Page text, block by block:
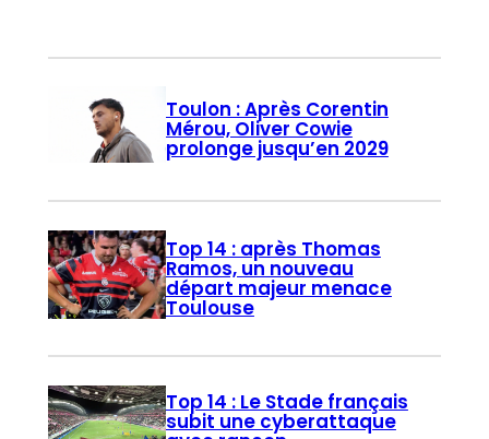
Toulon : Après Corentin
Mérou, Oliver Cowie
prolonge jusqu’en 2029
Top 14 : après Thomas
Ramos, un nouveau
départ majeur menace
Toulouse
Top 14 : Le Stade français
subit une cyberattaque